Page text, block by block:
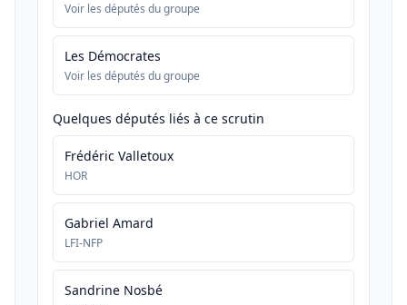
Voir les députés du groupe
Les Démocrates
Voir les députés du groupe
Quelques députés liés à ce scrutin
Frédéric Valletoux
HOR
Gabriel Amard
LFI-NFP
Sandrine Nosbé